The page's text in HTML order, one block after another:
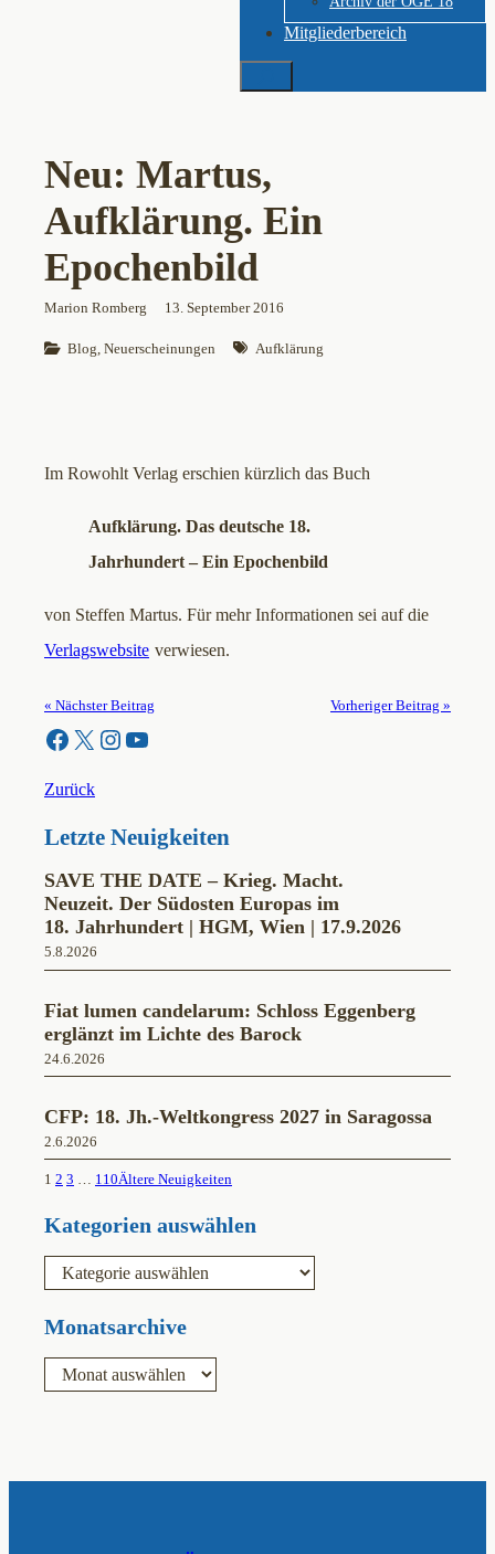
Mitgliederbereich
Suchen
Neu: Martus,
Aufklärung. Ein
Epochenbild
Marion Romberg 13. September 2016
Blog, Neuerscheinungen Aufklärung
Im Rowohlt Verlag erschien kürzlich das Buch
Aufklärung. Das deutsche 18.
Jahrhundert – Ein Epochenbild
von Steffen Martus. Für mehr Informationen sei auf die
Verlagswebsite verwiesen.
« Nächster Beitrag Vorheriger Beitrag »
Facebook X Instagram YouTube
Zurück
Letzte Neuigkeiten
SAVE THE DATE – Krieg. Macht.
Neuzeit. Der Südosten Europas im
18. Jahrhundert | HGM, Wien | 17.9.2026
5.8.2026
Fiat lumen candelarum: Schloss Eggenberg
erglänzt im Lichte des Barock
24.6.2026
CFP: 18. Jh.-Weltkongress 2027 in Saragossa
2.6.2026
1 2 3 … 110Ältere Neuigkeiten
Kategorien auswählen
e
g
i
Monatsarchive